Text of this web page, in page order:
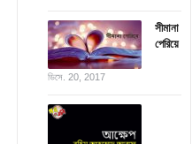
সীমানা
পেরিয়ে
ডিসে. 20, 2017